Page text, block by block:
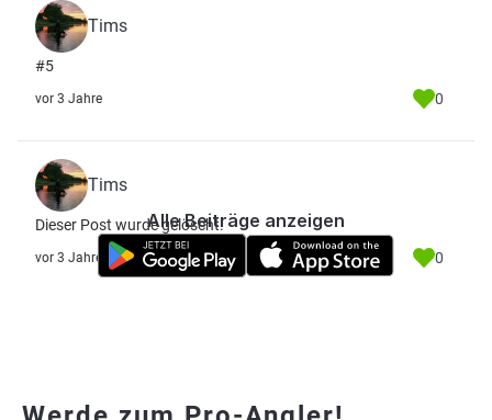
Tims
#5
vor 3 Jahre 0
Tims
Dieser Post wurde gelöscht.
vor 3 Jahre 0
Alle Beiträge anzeigen